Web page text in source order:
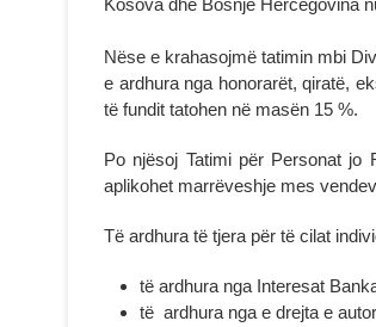
Kosova dhe Bosnje Hercegovina
Nëse e krahasojmë tatimin mbi
e ardhura nga honorarët, qiratë,
të fundit tatohen në masën 15 %.
Po njësoj Tatimi për Personat jo
aplikohet marrëveshje mes
Të ardhura të tjera për të cilat
të ardhura nga Interesat
të ardhura nga e drejta e